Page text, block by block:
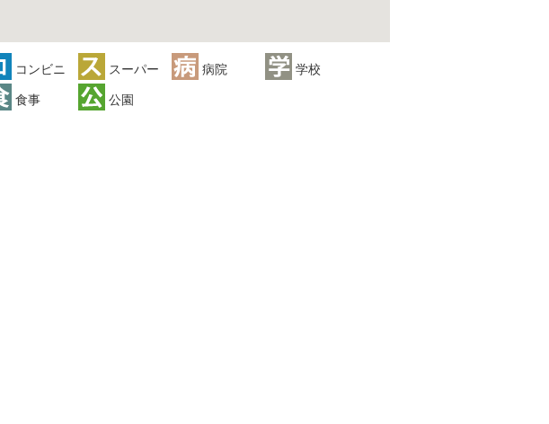
コンビニ スーパー 病院
学校
食事
公園